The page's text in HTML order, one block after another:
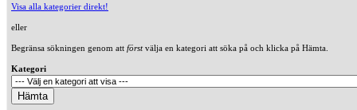
Visa alla kategorier direkt!
eller
Begränsa sökningen genom att förstvälja en kategori att söka på och klicka på Hämta.
Kategori